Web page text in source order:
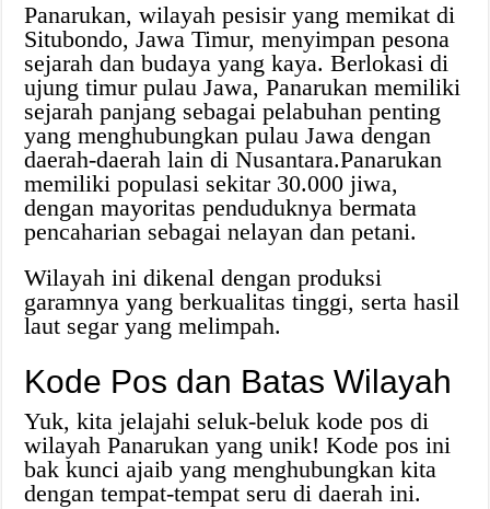
Panarukan, wilayah pesisir yang memikat di
Situbondo, Jawa Timur, menyimpan pesona
sejarah dan budaya yang kaya. Berlokasi di
ujung timur pulau Jawa, Panarukan memiliki
sejarah panjang sebagai pelabuhan penting
yang menghubungkan pulau Jawa dengan
daerah-daerah lain di Nusantara.Panarukan
memiliki populasi sekitar 30.000 jiwa,
dengan mayoritas penduduknya bermata
pencaharian sebagai nelayan dan petani.
Wilayah ini dikenal dengan produksi
garamnya yang berkualitas tinggi, serta hasil
laut segar yang melimpah.
Kode Pos dan Batas Wilayah
Yuk, kita jelajahi seluk-beluk kode pos di
wilayah Panarukan yang unik! Kode pos ini
bak kunci ajaib yang menghubungkan kita
dengan tempat-tempat seru di daerah ini.